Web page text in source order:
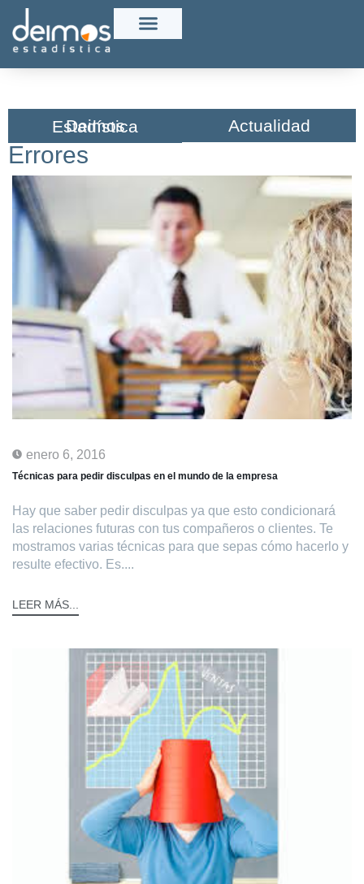
Deimos Estadística​ Actualidad
Errores
enero 6, 2016
Técnicas para pedir disculpas en el mundo de la empresa
Hay que saber pedir disculpas ya que esto condicionará
las relaciones futuras con tus compañeros o clientes. Te
mostramos varias técnicas para que sepas cómo hacerlo y
resulte efectivo. Es....
LEER MÁS...